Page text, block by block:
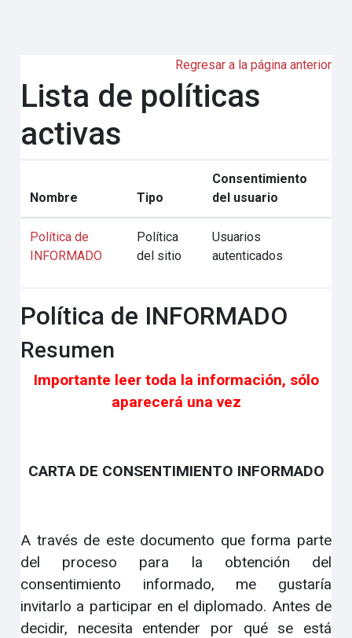
Regresar a la página anterior
Lista de políticas
activas
Nombre Tipo
Consentimiento
del usuario
Política de
INFORMADO
Política
del sitio
Usuarios
autenticados
Política de INFORMADO
Resumen
Importante leer toda la información, sólo
aparecerá una vez
CARTA DE CONSENTIMIENTO INFORMADO
A través de este documento que forma parte
del proceso para la obtención del
consentimiento informado, me gustaría
invitarlo a participar en el diplomado. Antes de
decidir, necesita entender por qué se está